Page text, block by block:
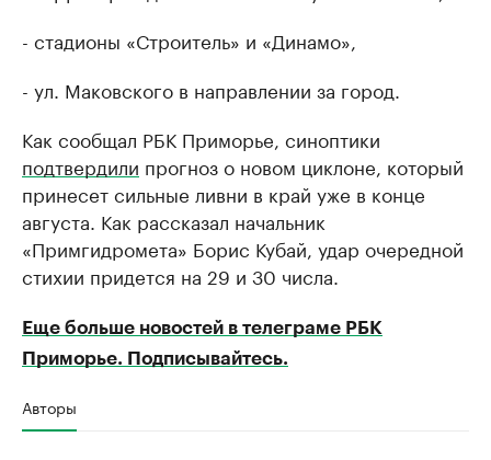
- стадионы «Строитель» и «Динамо»,
- ул. Маковского в направлении за город.
Как сообщал РБК Приморье, синоптики
подтвердили прогноз о новом циклоне, который
принесет сильные ливни в край уже в конце
августа. Как рассказал начальник
«Примгидромета» Борис Кубай, удар очередной
стихии придется на 29 и 30 числа.
Еще больше новостей в телеграме РБК
Приморье. Подписывайтесь.
Авторы